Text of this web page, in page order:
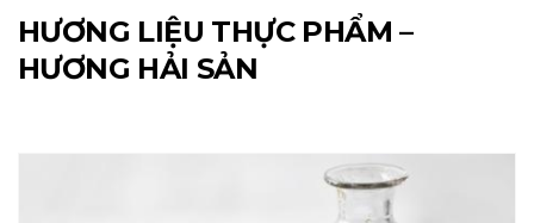
HƯƠNG LIỆU THỰC PHẨM –
HƯƠNG HẢI SẢN